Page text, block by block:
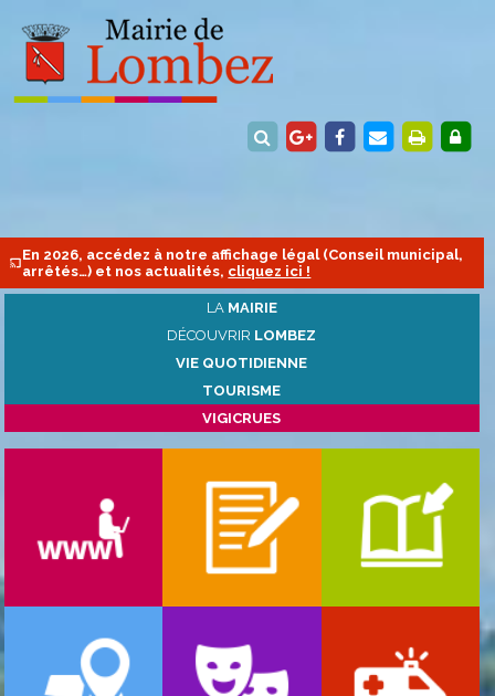
En 2026, accédez à notre affichage légal (Conseil municipal,
arrêtés…) et nos actualités, cliquez ici !
LA MAIRIE
DÉCOUVRIR LOMBEZ
VIE QUOTIDIENNE
TOURISME
VIGICRUES